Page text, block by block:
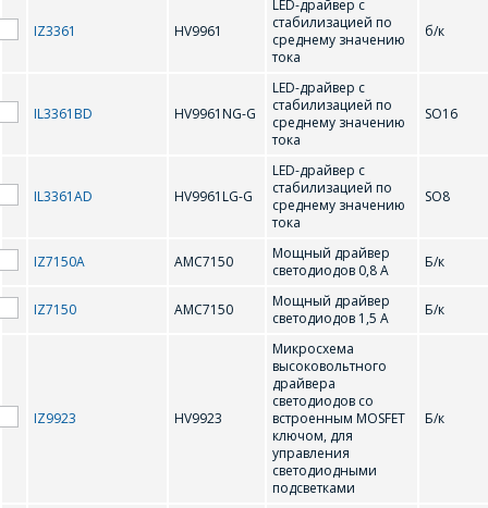
IZ3361 HV9961
LED-драйвер с
стабилизацией по
среднему значению
тока
б/к
IL3361BD HV9961NG-G
LED-драйвер с
стабилизацией по
среднему значению
тока
SO16
IL3361AD HV9961LG-G
LED-драйвер с
стабилизацией по
среднему значению
тока
SO8
IZ7150A АМС7150
Мощный драйвер
светодиодов 0,8 А
Б/к
IZ7150 AMC7150
Мощный драйвер
светодиодов 1,5 А
Б/к
IZ9923 HV9923
Микросхема
высоковольтного
драйвера
светодиодов со
встроенным MOSFET
ключом, для
управления
светодиодными
подсветками
Б/к
Интересующий товар/
услуга, их количество *
E-mail
Интересующий товар/
обработку
персональных данных*